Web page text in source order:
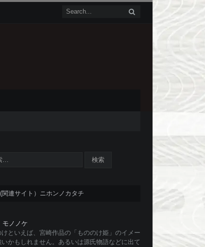
(関連サイト）ニホンノカタチ
ノノケ
けといえば、宮崎作品の「もののけ姫」のイメー
いかもしれません。あるいは源氏物語などに出て